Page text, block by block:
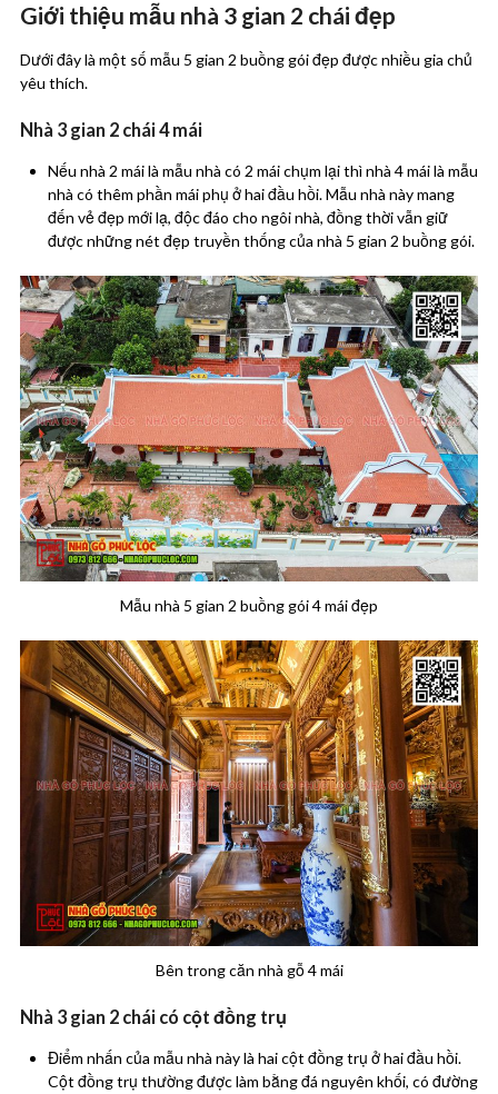
Giới thiệu mẫu nhà 3 gian 2 chái đẹp
Dưới đây là một số mẫu 5 gian 2 buồng gói đẹp được nhiều gia chủ
yêu thích.
Nhà 3 gian 2 chái 4 mái
Nếu nhà 2 mái là mẫu nhà có 2 mái chụm lại thì nhà 4 mái là mẫu
nhà có thêm phần mái phụ ở hai đầu hồi. Mẫu nhà này mang
đến vẻ đẹp mới lạ, độc đáo cho ngôi nhà, đồng thời vẫn giữ
được những nét đẹp truyền thống của nhà 5 gian 2 buồng gói.
Mẫu nhà 5 gian 2 buồng gói 4 mái đẹp
Bên trong căn nhà gỗ 4 mái
Nhà 3 gian 2 chái có cột đồng trụ
Điểm nhấn của mẫu nhà này là hai cột đồng trụ ở hai đầu hồi.
Cột đồng trụ thường được làm bằng đá nguyên khối, có đường